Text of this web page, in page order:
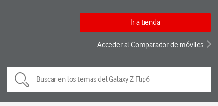
Ir a tienda
Acceder al Comparador de móviles